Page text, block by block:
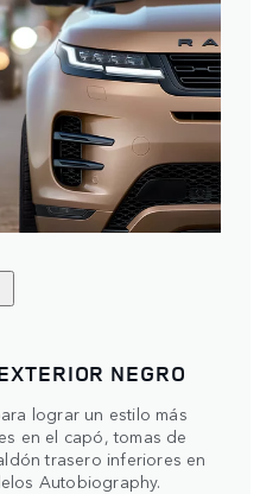
NEGRO
lograr un estilo más
en el capó, tomas de
trasero inferiores en
Autobiography.